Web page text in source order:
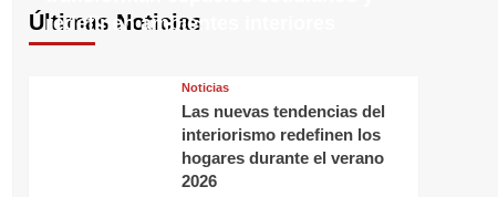
Últimas Noticias
redefinen ambientes interiores
Noticias
Las nuevas tendencias del
interiorismo redefinen los
hogares durante el verano
2026